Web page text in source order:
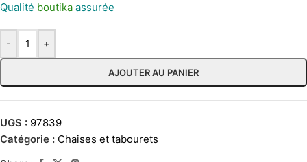
Qualité boutika assurée
- +
AJOUTER AU PANIER
UGS : 97839
Catégorie : Chaises et tabourets